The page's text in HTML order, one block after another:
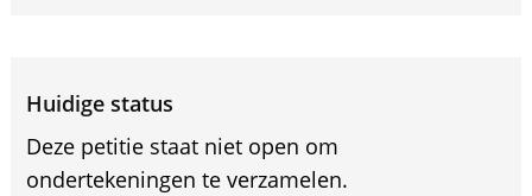
Huidige status
Deze petitie staat niet open om
ondertekeningen te verzamelen.